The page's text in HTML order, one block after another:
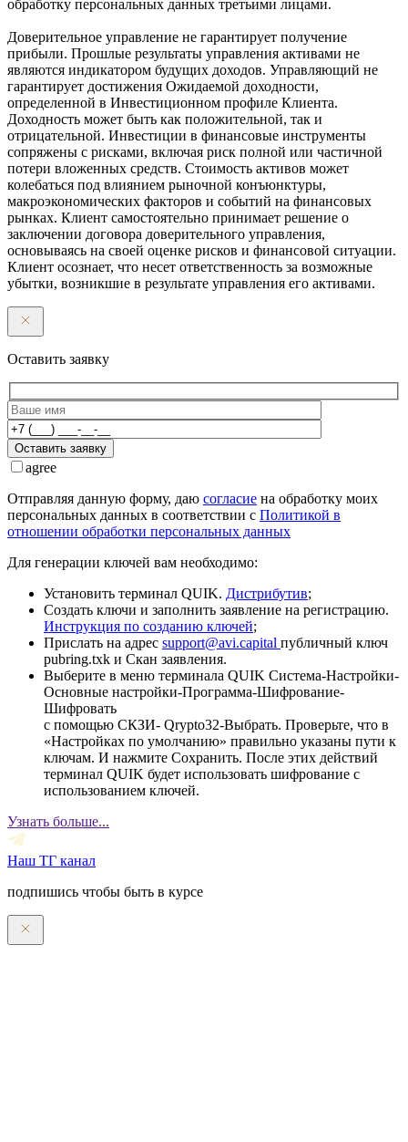
обработку персональных данных третьими лицами.
Доверительное управление не гарантирует получение
прибыли. Прошлые результаты управления активами не
являются индикатором будущих доходов. Управляющий не
гарантирует достижения Ожидаемой доходности,
определенной в Инвестиционном профиле Клиента.
Доходность может быть как положительной, так и
отрицательной. Инвестиции в финансовые инструменты
сопряжены с рисками, включая риск полной или частичной
потери вложенных средств. Стоимость активов может
колебаться под влиянием рыночной конъюнктуры,
макроэкономических факторов и событий на финансовых
рынках. Клиент самостоятельно принимает решение о
заключении договора доверительного управления,
основываясь на своей оценке рисков и финансовой ситуации.
Клиент осознает, что несет ответственность за возможные
убытки, возникшие в результате управления его активами.
Оставить заявку
Оставить заявку
agree
Отправляя данную форму, даю согласие на обработку моих
персональных данных в соответствии с Политикой в
отношении обработки персональных данных
Для генерации ключей вам необходимо:
Установить терминал QUIK. Дистрибутив;
Создать ключи и заполнить заявление на регистрацию.
Инструкция по созданию ключей;
Прислать на адрес support@avi.capital публичный ключ
pubring.txk и Скан заявления.
Выберите в меню терминала QUIK Система-Настройки-
Основные настройки-Программа-Шифрование-
Шифровать
с помощью СКЗИ- Qrypto32-Выбрать. Проверьте, что в
«Настройках по умолчанию» правильно указаны пути к
ключам. И нажмите Сохранить. После этих действий
терминал QUIK будет использовать шифрование с
использованием ключей.
Узнать больше...
Наш ТГ канал
подпишись чтобы быть в курсе